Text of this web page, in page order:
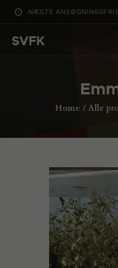
NÆSTE
SVFK
Home Alle
DET SKER
ANSØG
ENGLISH